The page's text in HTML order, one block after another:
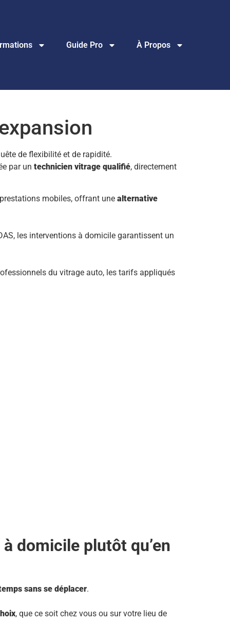
Guide Pro À Propos
de flexibilité et de rapidité.
par un technicien vitrage qualifié, directement
mobiles, offrant une alternative
les interventions à domicile garantissent un
du vitrage auto, les tarifs appliqués
domicile plutôt qu’en
sans se déplacer.
, que ce soit chez vous ou sur votre lieu de